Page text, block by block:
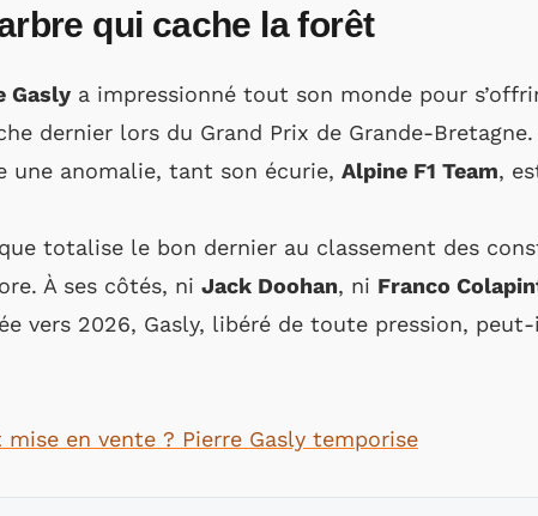
qui cache la forêt
Gasly a impressionné tout son monde pour
dernier lors du Grand Prix de Grande-
une anomalie, tant son écurie, Alpine F1 Team,
totalise le bon dernier au classement des
À ses côtés, ni Jack Doohan, ni Franco
vers 2026, Gasly, libéré de toute pression,
mise en vente ? Pierre Gasly temporise